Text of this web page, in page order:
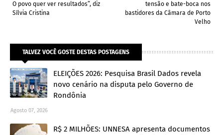
tensão e bate-boca nos
bastidores da Câmara de Porto
Velho
O povo quer ver resultados”, diz
Sílvia Cristina
TALVEZ VOCÊ GOSTE DESTAS POSTAGENS
ELEIÇÕES 2026: Pesquisa Brasil Dados revela
novo cenário na disputa pelo Governo de
Rondônia
Agosto 07, 2026
R$ 2 MILHÕES: UNNESA apresenta documentos